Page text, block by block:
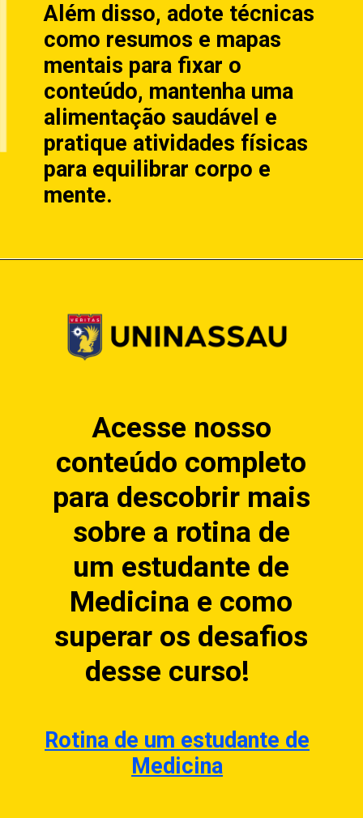
Além disso, adote técnicas
como resumos e mapas
mentais para fixar o
conteúdo, mantenha uma
alimentação saudável e
pratique atividades físicas
para equilibrar corpo e
mente.
Acesse nosso
conteúdo completo
para descobrir mais
sobre a rotina de
um estudante de
Medicina e como
superar os desafios
desse curso!
Rotina de um estudante de
Medicina